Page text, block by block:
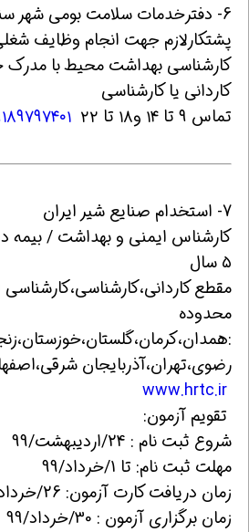
6- دفترخدمات سلامت بومی شهر
پشتکارلازم جهت انجام وظایف
کارشناسی بهداشت محیط با مدرک
کاردانی یا کارشناسی
تماس ۹ تا ۱۴ و۱۸ تا ۲۲
7- استخدام صنایع شیر ایران
۵ سال
مقطع
محدوده
رضوی،تهران،آذربایجان
تقویم آزمون:
شروع ثبت نام : 24/اردیبهشت/99
مهلت ثبت نام: تا 1/خرداد/99
زمان دریافت کارت آزمون: 26/خرداد/99
زمان برگزاری آزمون : 30/خرداد/99